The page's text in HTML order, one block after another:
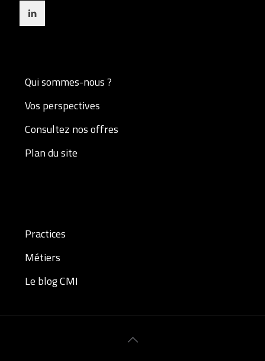
Qui sommes-nous ?
Vos perspectives
Consultez nos offres
Plan du site
Practices
Métiers
Le blog CMI